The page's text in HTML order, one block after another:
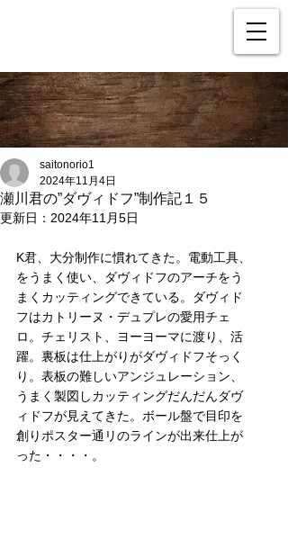
瀬川君の”ダヴィドフ”制作記１５
saitonorio1
2024年11月4日
更新日： 2024年11月5日
K君、大分制作に慣れてきた。電動工具、
をうまく使い、ダヴィドフのアーチをう
まくカッティングできている。ダヴィド
フはカトリーヌ・デュプレの愛用チェ
ロ。チェリスト、ヨーヨーマに渡り、活
躍。裏板は仕上がりがダヴィドフそっく
り。表板の難しいアンジュレーション、
うまく製図しカッティングだんだんダヴ
ィドフが見えてきた。ボール盤で目印を
創りポスター通リのラインが出来仕上が
った・・・・。